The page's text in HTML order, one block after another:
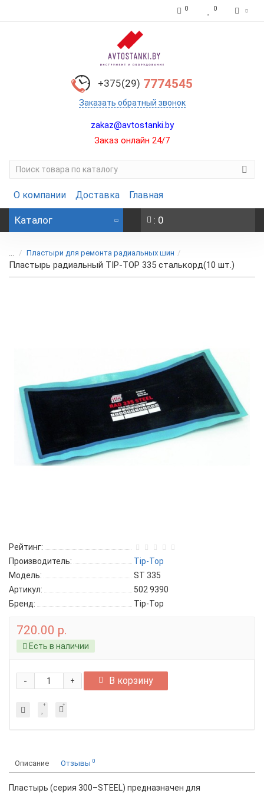
0 0
+375(29) 7774545
Заказать обратный звонок
zakaz@avtostanki.by
Заказ онлайн 24/7
О компании Доставка Главная
Каталог : 0
... Пластыри для ремонта радиальных шин
Пластырь радиальный TIP-TOP 335 сталькорд(10 шт.)
Рейтинг:
Производитель:
Tip-Top
Модель:
ST 335
Артикул:
502 9390
Бренд:
Tip-Top
720.00 р.
Есть в наличии
+
- В корзину
Описание Отзывы 0
Пластырь (серия 300–STEEL) предназначен для